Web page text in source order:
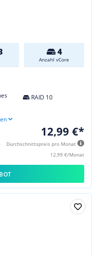
4
Anzahl vCore
RAID 10
12,99 €*
Durchschnittspreis pro Monat
12,99 €/Monat